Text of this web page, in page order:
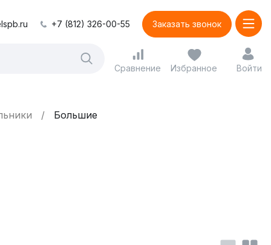
+7 (812) 326-00-55 Заказать звонок
Сравнение Избранное Войти
Большие